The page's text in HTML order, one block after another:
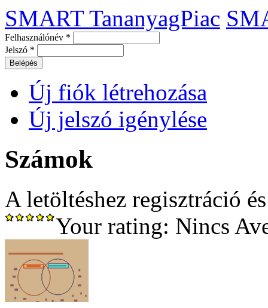
SMART TananyagPiac
Felhasználónév *
Jelszó *
Új fiók létrehozása
Új jelszó igénylése
Számok
A letöltéshez regisztráció
Your rating: Nincs